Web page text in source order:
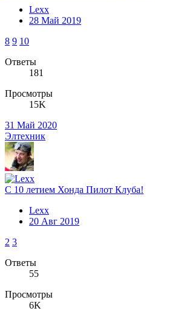
Lexx
28 Май 2019
8 9 10
Ответы
181
Просмотры
15K
31 Май 2020
Элтехник
С 10 летием Хонда Пилот Клуба!
Lexx
20 Авг 2019
2 3
Ответы
55
Просмотры
6K